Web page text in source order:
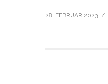
28. FEBRUAR 2023 /